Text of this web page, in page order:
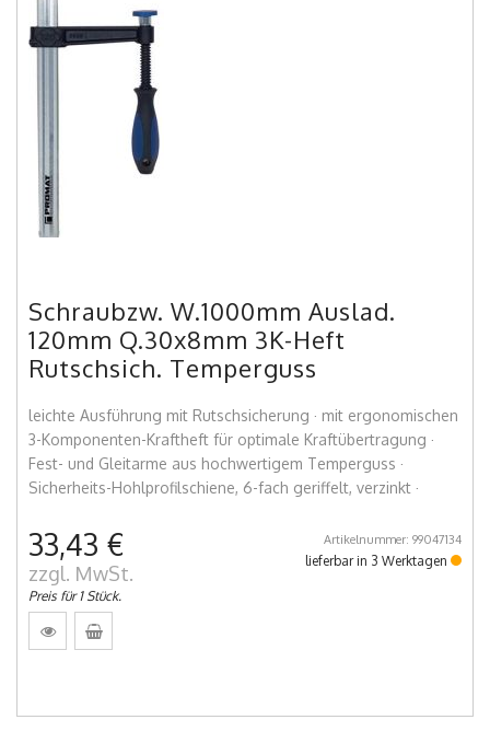
Schraubzw. W.1000mm Auslad.
120mm Q.30x8mm 3K-Heft
Rutschsich. Temperguss
leichte Ausführung mit Rutschsicherung · mit ergonomischen
3-Komponenten-Kraftheft für optimale Kraftübertragung ·
Fest- und Gleitarme aus hochwertigem Temperguss ·
Sicherheits-Hohlprofilschiene, 6-fach geriffelt, verzinkt ·
33,43 €
zzgl. MwSt.
Preis für 1 Stück.
Artikelnummer: 99047134
lieferbar in 3 Werktagen